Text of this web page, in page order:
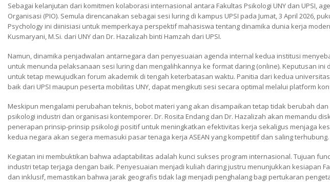
Sebagai kelanjutan dari komitmen kolaborasi internasional antara Fakultas Psikologi UNY dan UPSI,
Organisasi (PIO). Semula direncanakan sebagai sesi luring di kampus UPSI pada Jumat, 3 April 2026,
Psychology ini diinisiasi untuk memperkaya perspektif mahasiswa tentang dinamika dunia kerja
Kusmaryani, M.Si. dari UNY dan Dr. Hazalizah binti Hamzah dari UPSI.
Namun, dinamika penjadwalan antarnegara dan penyesuaian agenda internal kedua institusi
untuk menunda pelaksanaan sesi luring dan mengalihkannya ke format daring (online). Keputusan
untuk tetap mewujudkan forum akademik di tengah keterbatasan waktu. Panitia dari kedua
baik dari UPSI maupun peserta mobilitas UNY, dapat mengikuti sesi secara optimal melalui platform
Meskipun mengalami perubahan teknis, bobot materi yang akan disampaikan tetap tidak berubah
psikologi industri dan organisasi kontemporer. Dr. Rosita Endang dan Dr. Hazalizah akan memandu
penerapan prinsip-prinsip psikologi positif untuk meningkatkan efektivitas kerja sekaligus menjaga
kedua negara akan segera memasuki pasar tenaga kerja ASEAN yang kompetitif dan saling terhubung.
Kegiatan ini membuktikan bahwa adaptabilitas adalah kunci sukses program internasional. Tujuan
industri tetap terjaga dengan baik. Penyesuaian menjadi kuliah daring justru menunjukkan kesiapan
dan inklusif, memastikan bahwa jarak geografis tidak lagi menjadi penghalang bagi pertukaran